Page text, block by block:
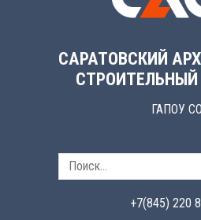
САРАТОВСКИЙ
ГАПОУ СО
+7(845) 220